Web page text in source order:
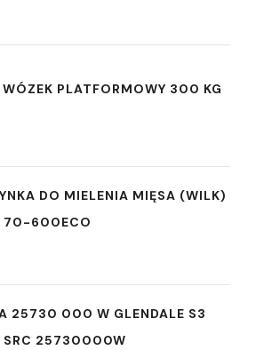
WÓZEK PLATFORMOWY 300 KG
DO MIELENIA MIĘSA (WILK)
70-600ECO
25730 000 W GLENDALE S3
SRC 25730000W